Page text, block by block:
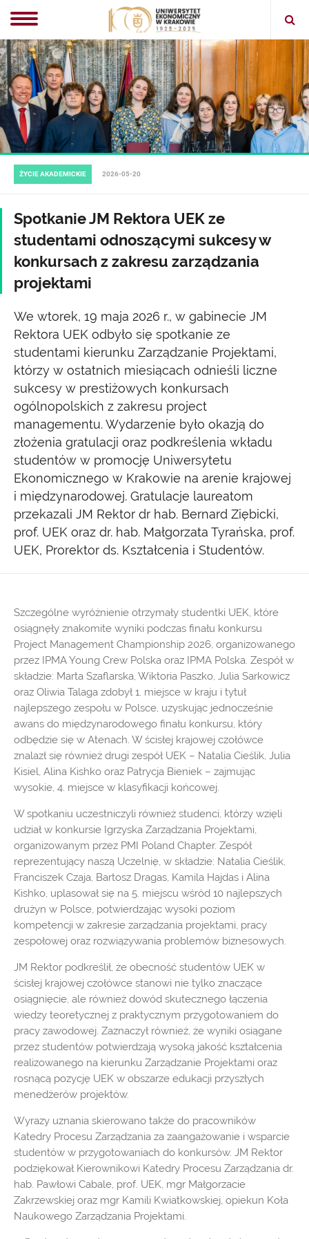
Open
ŻYCIE AKADEMICKIE 2026-05-20
Spotkanie JM Rektora UEK ze
studentami odnoszącymi sukcesy w
konkursach z zakresu zarządzania
projektami
We wtorek, 19 maja 2026 r., w gabinecie JM
Rektora UEK odbyło się spotkanie ze
studentami kierunku Zarządzanie Projektami,
którzy w ostatnich miesiącach odnieśli liczne
sukcesy w prestiżowych konkursach
ogólnopolskich z zakresu project
managementu. Wydarzenie było okazją do
złożenia gratulacji oraz podkreślenia wkładu
studentów w promocję Uniwersytetu
Ekonomicznego w Krakowie na arenie krajowej
i międzynarodowej. Gratulacje laureatom
przekazali JM Rektor dr hab. Bernard Ziębicki,
prof. UEK oraz dr. hab. Małgorzata Tyrańska, prof.
UEK, Prorektor ds. Kształcenia i Studentów.
Szczególne wyróżnienie otrzymały studentki UEK, które
osiągnęły znakomite wyniki podczas finału konkursu
Project Management Championship 2026, organizowanego
przez IPMA Young Crew Polska oraz IPMA Polska. Zespół w
składzie: Marta Szaflarska, Wiktoria Paszko, Julia Sarkowicz
oraz Oliwia Talaga zdobył 1. miejsce w kraju i tytuł
najlepszego zespołu w Polsce, uzyskując jednocześnie
awans do międzynarodowego finału konkursu, który
odbędzie się w Atenach. W ścisłej krajowej czołówce
znalazł się również drugi zespół UEK – Natalia Cieślik, Julia
Kisiel, Alina Kishko oraz Patrycja Bieniek – zajmując
wysokie, 4. miejsce w klasyfikacji końcowej.
W spotkaniu uczestniczyli również studenci, którzy wzięli
udział w konkursie Igrzyska Zarządzania Projektami,
organizowanym przez PMI Poland Chapter. Zespół
reprezentujący naszą Uczelnię, w składzie: Natalia Cieślik,
Franciszek Czaja, Bartosz Dragas, Kamila Hajdas i Alina
Kishko, uplasował się na 5. miejscu wśród 10 najlepszych
drużyn w Polsce, potwierdzając wysoki poziom
kompetencji w zakresie zarządzania projektami, pracy
zespołowej oraz rozwiązywania problemów biznesowych.
JM Rektor podkreślił, że obecność studentów UEK w
ścisłej krajowej czołówce stanowi nie tylko znaczące
osiągnięcie, ale również dowód skutecznego łączenia
wiedzy teoretycznej z praktycznym przygotowaniem do
pracy zawodowej. Zaznaczył również, że wyniki osiągane
przez studentów potwierdzają wysoką jakość kształcenia
realizowanego na kierunku Zarządzanie Projektami oraz
rosnącą pozycję UEK w obszarze edukacji przyszłych
menedżerów projektów.
Wyrazy uznania skierowano także do pracowników
Katedry Procesu Zarządzania za zaangażowanie i wsparcie
studentów w przygotowaniach do konkursów. JM Rektor
podziękował Kierownikowi Katedry Procesu Zarządzania dr.
hab. Pawłowi Cabale, prof. UEK, mgr Małgorzacie
Zakrzewskiej oraz mgr Kamili Kwiatkowskiej, opiekun Koła
Naukowego Zarządzania Projektami.